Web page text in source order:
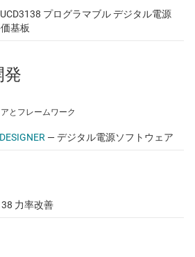
UCD3138 プログラマブル デジタル電源
基板
発
とフレームワーク
—デジタル電源ソフトウェア
力率改善